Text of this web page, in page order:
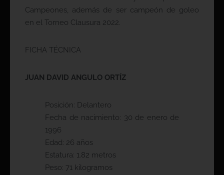
Campeones, además de ser campeón de goleo
en el Torneo Clausura 2022.
FICHA TÉCNICA
JUAN DAVID ANGULO ORTÍZ
Posición: Delantero
Fecha de nacimiento: 30 de enero de
1996
Edad: 26 años
Estatura: 1.82 metros
Peso: 71 kilogramos